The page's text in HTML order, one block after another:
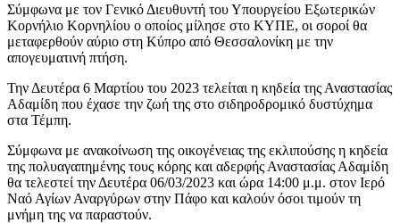
Σύμφωνα με τον Γενικό Διευθυντή του Υπουργείου Εξωτερικών
Κορνήλιο Κορνηλίου ο οποίος μίλησε στο ΚΥΠΕ, οι σοροί θα
μεταφερθούν αύριο στη Κύπρο από Θεσσαλονίκη με την
απογευματινή πτήση.
Την Δευτέρα 6 Μαρτίου του 2023 τελείται η κηδεία της Αναστασίας
Αδαμίδη που έχασε την ζωή της στο σιδηροδρομικό δυστύχημα
στα Τέμπη.
Σύμφωνα με ανακοίνωση της οικογένειας της εκλιπούσης η κηδεία
της πολυαγαπημένης τους κόρης και αδερφής Αναστασίας Αδαμίδη
θα τελεστεί την Δευτέρα 06/03/2023 και ώρα 14:00 μ.μ. στον Ιερό
Ναό Αγίων Αναργύρων στην Πάφο και καλούν όσοι τιμούν τη
μνήμη της να παραστούν.